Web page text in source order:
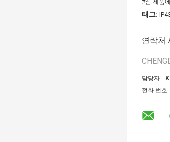
#삼.제품
태그:
연락처
담당자:
전화 번호: